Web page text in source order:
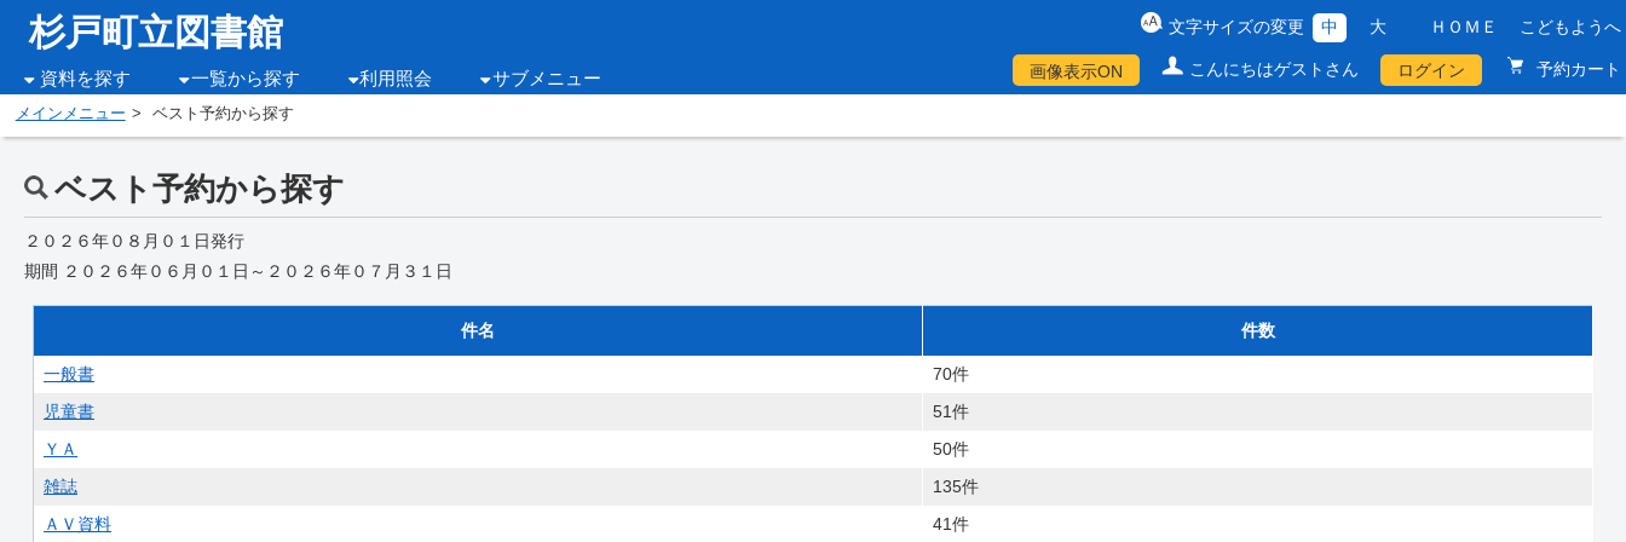
杉戸町立図書館
資料を探す 一覧から探す 利用照会 サブメニュー
文字サイズの変更 中 大 ＨＯＭＥ こどもようへ
画像表示ON こんにちはゲストさん ログイン 予約カート
メインメニュー ベスト予約から探す
ベスト予約から探す
２０２６年０８月０１日発行
期間 ２０２６年０６月０１日～２０２６年０７月３１日
件名 件数
一般書
70件
児童書
51件
ＹＡ
50件
雑誌
135件
ＡＶ資料
41件